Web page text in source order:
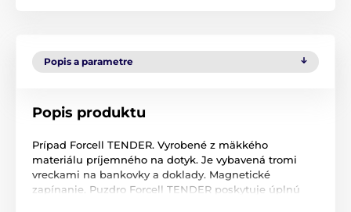
Popis a parametre
Popis produktu
Prípad Forcell TENDER. Vyrobené z mäkkého
materiálu príjemného na dotyk. Je vybavená tromi
vreckami na bankovky a doklady. Magnetické
zapínanie. Puzdro Forcell TENDER poskytuje úplnú